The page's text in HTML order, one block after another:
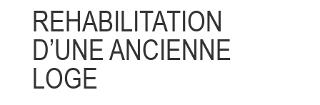
REHABILITATION
D’UNE ANCIENNE
LOGE